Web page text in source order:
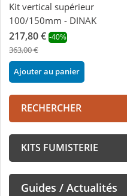
Kit vertical supérieur
100/150mm - DINAK
217,80 € -40%
363,00 €
Ajouter au panier
RECHERCHER
KITS FUMISTERIE
Guides / Actualités